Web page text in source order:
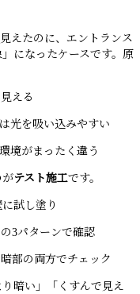
えたのに、エントランス
になったケースです。原
える
光を吸い込みやすい
境がまったく違う
がテスト施工です。
試し塗り
3パターンで確認
部の両方でチェック
暗い」「くすんで見え